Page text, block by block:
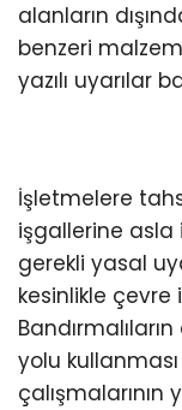
alanların
benzeri
yazılı uyarılar
İşletmelere
işgallerine asla
gerekli yasal
kesinlikle
yolu